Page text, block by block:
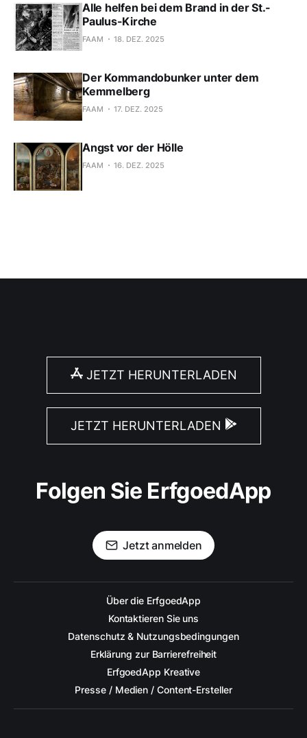
Alle helfen bei dem Brand in der St.-
Paulus-Kirche
FAAM 18. DEZ. 2025
Der Kommandobunker unter dem
Kemmelberg
FAAM 17. DEZ. 2025
Angst vor der Hölle
FAAM 16. DEZ. 2025
JETZT HERUNTERLADEN
JETZT HERUNTERLADEN
Folgen Sie ErfgoedApp
Jetzt anmelden
Über die ErfgoedApp
Kontaktieren Sie uns
Datenschutz & Nutzungsbedingungen
Erklärung zur Barrierefreiheit
ErfgoedApp Kreative
Presse / Medien / Content-Ersteller